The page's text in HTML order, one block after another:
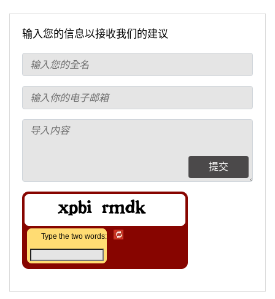
输入您的信息以接收我们的建议
提交
Type the two words: